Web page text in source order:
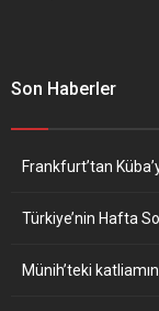
Son Haberler
Frankfurt’tan
Türkiye’nin Hafta
Münih’teki